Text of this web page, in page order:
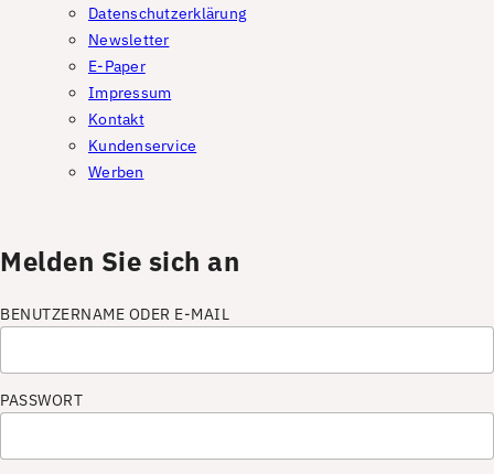
Datenschutzerklärung
Newsletter
E-Paper
Impressum
Kontakt
Kundenservice
Werben
Melden Sie sich an
BENUTZERNAME ODER E-MAIL
PASSWORT